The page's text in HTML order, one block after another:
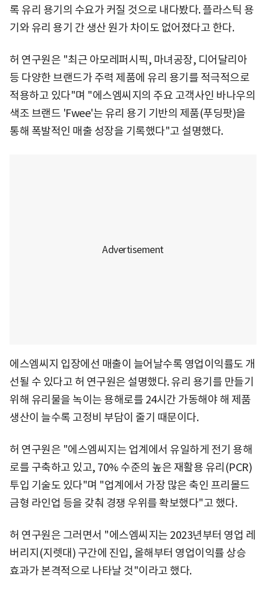
록 유리 용기의 수요가 커질 것으로 내다봤다. 플라스틱 용
기와 유리 용기 간 생산 원가 차이도 없어졌다고 한다.
허 연구원은 "최근 아모레퍼시픽, 마녀공장, 디어달리아
등 다양한 브랜드가 주력 제품에 유리 용기를 적극적으로
적용하고 있다"며 "에스엠씨지의 주요 고객사인 바나우의
색조 브랜드 'Fwee'는 유리 용기 기반의 제품(푸딩팟)을
통해 폭발적인 매출 성장을 기록했다"고 설명했다.
에스엠씨지 입장에선 매출이 늘어날수록 영업이익률도 개
선될 수 있다고 허 연구원은 설명했다. 유리 용기를 만들기
위해 유리물을 녹이는 용해로를 24시간 가동해야 해 제품
생산이 늘수록 고정비 부담이 줄기 때문이다.
허 연구원은 "에스엠씨지는 업계에서 유일하게 전기 용해
로를 구축하고 있고, 70% 수준의 높은 재활용 유리(PCR)
투입 기술도 있다"며 "업계에서 가장 많은 축인 프리몰드
금형 라인업 등을 갖춰 경쟁 우위를 확보했다"고 했다.
허 연구원은 그러면서 "에스엠씨지는 2023년부터 영업 레
버리지(지렛대) 구간에 진입, 올해부터 영업이익률 상승
효과가 본격적으로 나타날 것"이라고 했다.